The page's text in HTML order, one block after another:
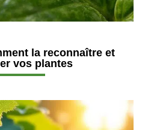
la reconnaître et
vos plantes